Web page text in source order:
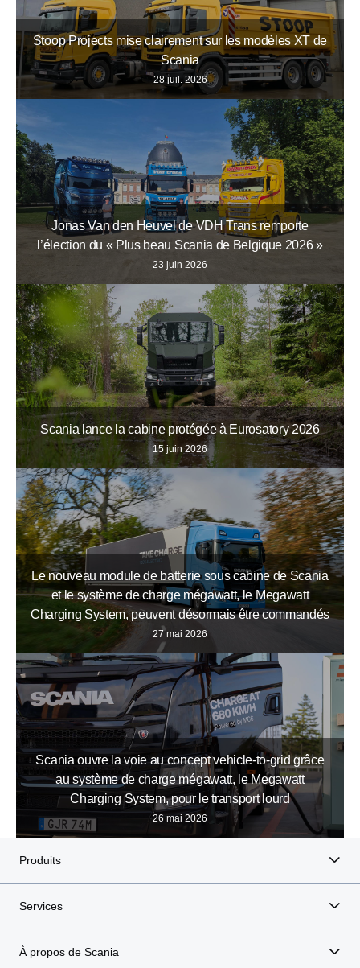
Stoop Projects mise clairement sur les modèles XT de
Scania
28 juil. 2026
Jonas Van den Heuvel de VDH Trans remporte
l’élection du « Plus beau Scania de Belgique 2026 »
23 juin 2026
Scania lance la cabine protégée à Eurosatory 2026
15 juin 2026
Le nouveau module de batterie sous cabine de Scania
et le système de charge mégawatt, le Megawatt
Charging System, peuvent désormais être commandés
27 mai 2026
Scania ouvre la voie au concept vehicle-to-grid grâce
au système de charge mégawatt, le Megawatt
Charging System, pour le transport lourd
26 mai 2026
Produits
Services
À propos de Scania